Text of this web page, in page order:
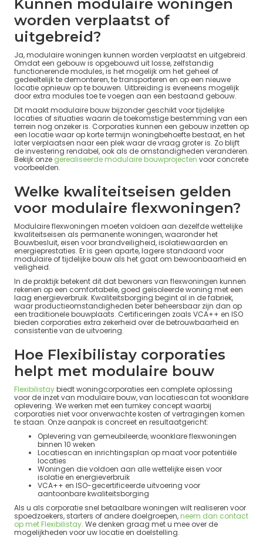
Kunnen modulaire woningen
worden verplaatst of
uitgebreid?
Ja, modulaire woningen kunnen worden verplaatst en uitgebreid.
Omdat een gebouw is opgebouwd uit losse, zelfstandig
functionerende modules, is het mogelijk om het geheel of
gedeeltelijk te demonteren, te transporteren en op een nieuwe
locatie opnieuw op te bouwen. Uitbreiding is eveneens mogelijk
door extra modules toe te voegen aan een bestaand gebouw.
Dit maakt modulaire bouw bijzonder geschikt voor tijdelijke
locaties of situaties waarin de toekomstige bestemming van een
terrein nog onzeker is. Corporaties kunnen een gebouw inzetten op
een locatie waar op korte termijn woningbehoefte bestaat, en het
later verplaatsen naar een plek waar de vraag groter is. Zo blijft
de investering rendabel, ook als de omstandigheden veranderen.
Bekijk onze gerealiseerde modulaire bouwprojecten voor concrete
voorbeelden.
Welke kwaliteitseisen gelden
voor modulaire flexwoningen?
Modulaire flexwoningen moeten voldoen aan dezelfde wettelijke
kwaliteitseisen als permanente woningen, waaronder het
Bouwbesluit, eisen voor brandveiligheid, isolatiewaarden en
energieprestaties. Er is geen aparte, lagere standaard voor
modulaire of tijdelijke bouw als het gaat om bewoonbaarheid en
veiligheid.
In de praktijk betekent dit dat bewoners van flexwoningen kunnen
rekenen op een comfortabele, goed geïsoleerde woning met een
laag energieverbruik. Kwaliteitsborging begint al in de fabriek,
waar productieomstandigheden beter beheersbaar zijn dan op
een traditionele bouwplaats. Certificeringen zoals VCA++ en ISO
bieden corporaties extra zekerheid over de betrouwbaarheid en
consistentie van de uitvoering.
Hoe Flexibilistay corporaties
helpt met modulaire bouw
Flexibilistaybiedt woningcorporaties een complete oplossing
voor de inzet van modulaire bouw, van locatiescan tot woonklare
oplevering. We werken met een turnkey concept waarbij
corporaties niet voor onverwachte kosten of vertragingen komen
te staan. Onze aanpak is concreet en resultaatgericht:
Oplevering van gemeubileerde, woonklare flexwoningen
binnen 10 weken
Locatiescan en inrichtingsplan op maat voor potentiële
locaties
Woningen die voldoen aan alle wettelijke eisen voor
isolatie en energieverbruik
VCA++ en ISO-gecertificeerde uitvoering voor
aantoonbare kwaliteitsborging
Als u als corporatie snel betaalbare woningen wilt realiseren voor
spoedzoekers, starters of andere doelgroepen,neem dan contact
op met Flexibilistay. We denken graag met u mee over de
mogelijkheden voor uw locatie en doelstelling.